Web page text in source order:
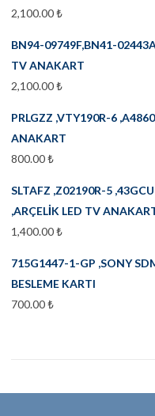
2,100.00₺
BN94-09749F,BN41-
TV ANAKART
2,100.00₺
PRLGZZ ,VTY190R-6
ANAKART
800.00₺
SLTAFZ ,Z02190R-5
,ARÇELİK LED TV
1,400.00₺
715G1447-1-GP ,SONY
BESLEME KARTI
700.00₺